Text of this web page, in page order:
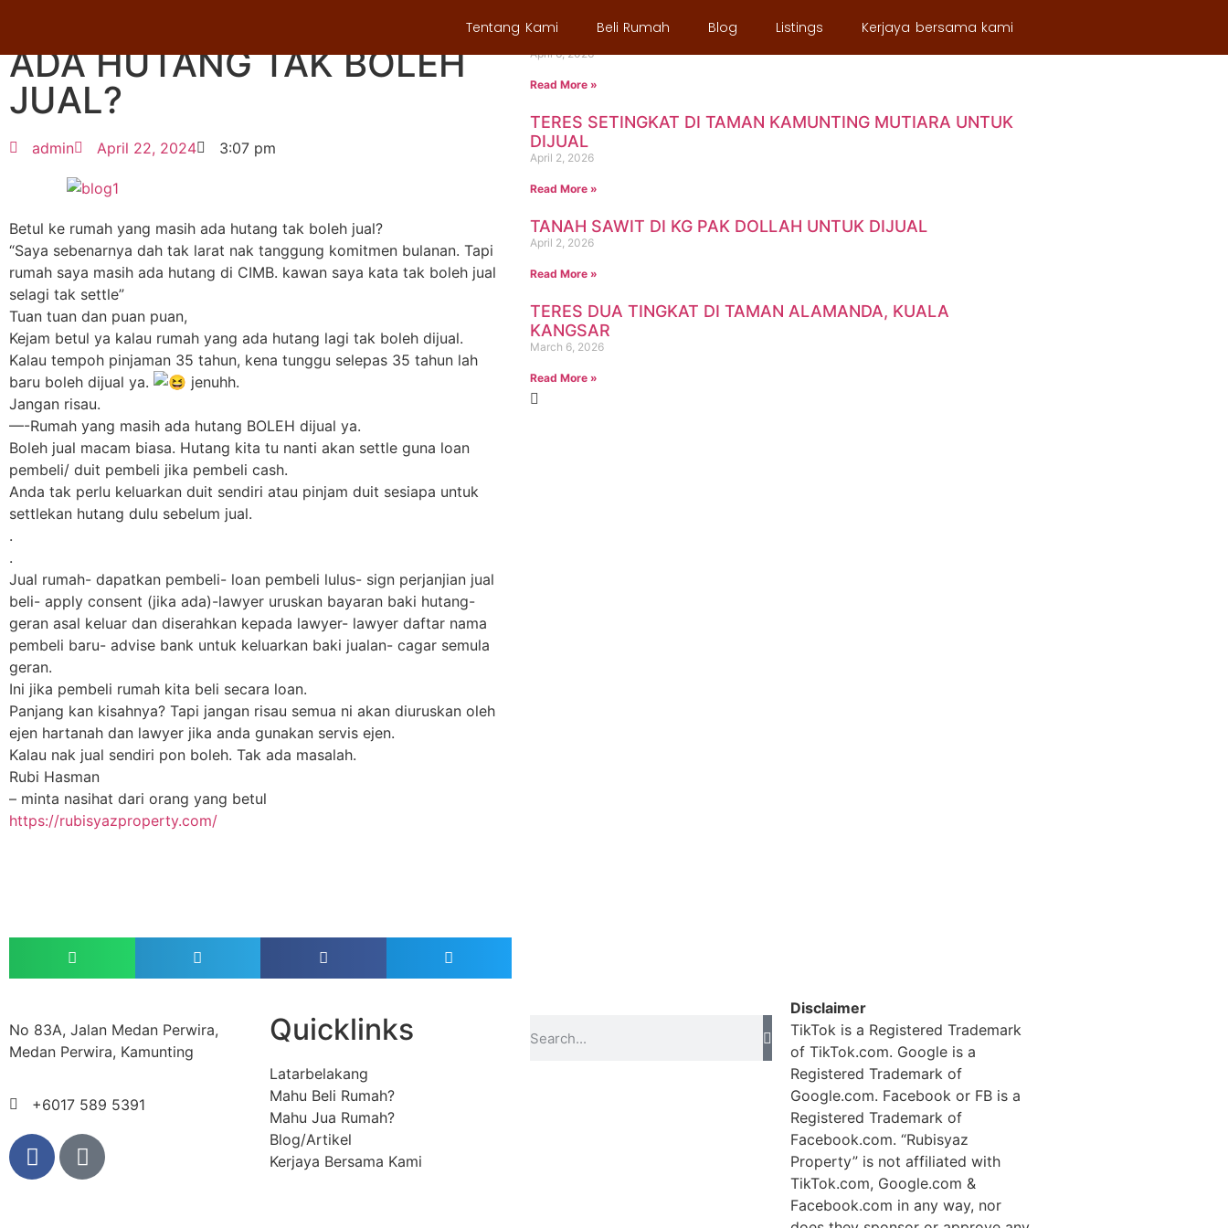
Tentang Kami Beli Rumah Blog Listings Kerjaya bersama kami
ADA HUTANG TAK BOLEH
JUAL?
admin April 22, 2024 3:07 pm
Betul ke rumah yang masih ada hutang tak boleh jual?
“Saya sebenarnya dah tak larat nak tanggung komitmen bulanan. Tapi
rumah saya masih ada hutang di CIMB. kawan saya kata tak boleh jual
selagi tak settle”
Tuan tuan dan puan puan,
Kejam betul ya kalau rumah yang ada hutang lagi tak boleh dijual.
Kalau tempoh pinjaman 35 tahun, kena tunggu selepas 35 tahun lah
baru boleh dijual ya.
jenuhh.
Jangan risau.
—-Rumah yang masih ada hutang BOLEH dijual ya.
Boleh jual macam biasa. Hutang kita tu nanti akan settle guna loan
pembeli/ duit pembeli jika pembeli cash.
Anda tak perlu keluarkan duit sendiri atau pinjam duit sesiapa untuk
settlekan hutang dulu sebelum jual.
.
.
Jual rumah- dapatkan pembeli- loan pembeli lulus- sign perjanjian jual
beli- apply consent (jika ada)-lawyer uruskan bayaran baki hutang-
geran asal keluar dan diserahkan kepada lawyer- lawyer daftar nama
pembeli baru- advise bank untuk keluarkan baki jualan- cagar semula
geran.
Ini jika pembeli rumah kita beli secara loan.
Panjang kan kisahnya? Tapi jangan risau semua ni akan diuruskan oleh
ejen hartanah dan lawyer jika anda gunakan servis ejen.
Kalau nak jual sendiri pon boleh. Tak ada masalah.
Rubi Hasman
– minta nasihat dari orang yang betul
https://rubisyazproperty.com/
SEMI D SETINGKAT DI TAMAN DESA MEKAR UNTUK DIJUAL
April 6, 2026
Read More »
TERES SETINGKAT DI TAMAN KAMUNTING MUTIARA UNTUK
DIJUAL
April 2, 2026
Read More »
TANAH SAWIT DI KG PAK DOLLAH UNTUK DIJUAL
April 2, 2026
Read More »
TERES DUA TINGKAT DI TAMAN ALAMANDA, KUALA
KANGSAR
March 6, 2026
Read More »
No 83A, Jalan Medan Perwira,
Medan Perwira, Kamunting
+6017 589 5391
Quicklinks
Latarbelakang
Mahu Beli Rumah?
Mahu Jua Rumah?
Blog/Artikel
Kerjaya Bersama Kami
Disclaimer
TikTok is a Registered Trademark
of TikTok.com. Google is a
Registered Trademark of
Google.com. ​Facebook or FB is a
Registered Trademark of
Facebook.com. “Rubisyaz
Property” is not affiliated with
TikTok.com, ​Google.com &
Facebook.com in any way, nor